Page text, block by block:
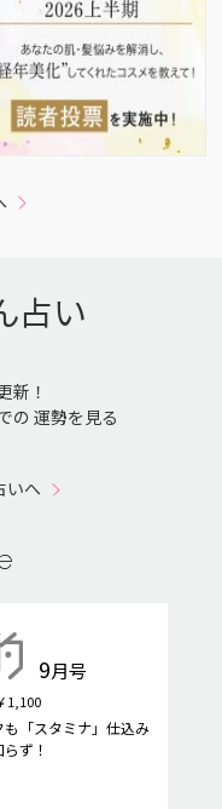
占い
新！
の 運勢を見る
いへ
9月号
1,100
「スタミナ」仕込み
ず！